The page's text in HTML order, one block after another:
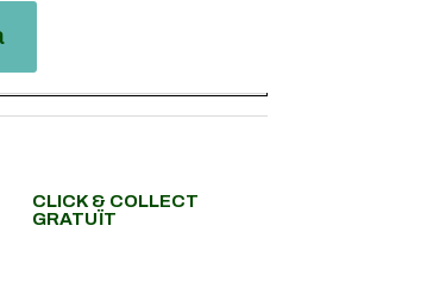
CLICK & COLLECT
GRATUÏT